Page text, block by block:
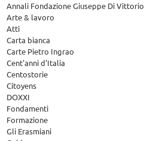
Annali Fondazione Giuseppe Di Vittorio
Arte & lavoro
Atti
Carta bianca
Carte Pietro Ingrao
Cent'anni d'Italia
Centostorie
Citoyens
DOXXI
Fondamenti
Formazione
Gli Erasmiani